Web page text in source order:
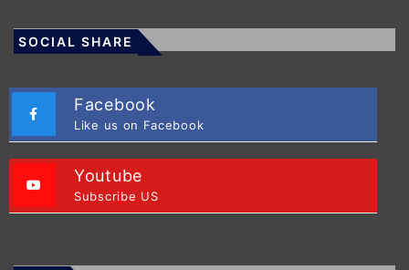
SOCIAL SHARE
Facebook
Like us on Facebook
Youtube
Subscribe US